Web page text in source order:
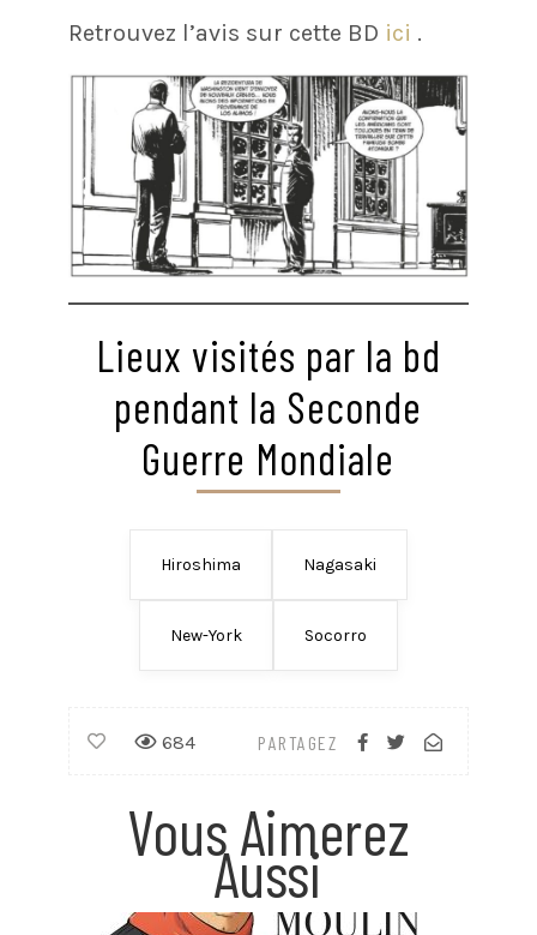
Retrouvez l’avis sur cette BD ici .
Lieux visités par la bd
pendant la Seconde
Guerre Mondiale
Hiroshima Nagasaki
New-York Socorro
PARTAGEZ
684
Vous Aimerez
Aussi